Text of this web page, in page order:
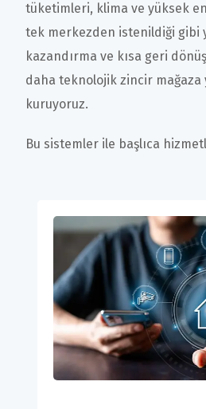
tüketimleri, klima ve yüksek
tek merkezden istenildiği gibi
kazandırma ve kısa geri
daha teknolojik zincir mağaza
kuruyoruz.
Bu sistemler ile başlıca